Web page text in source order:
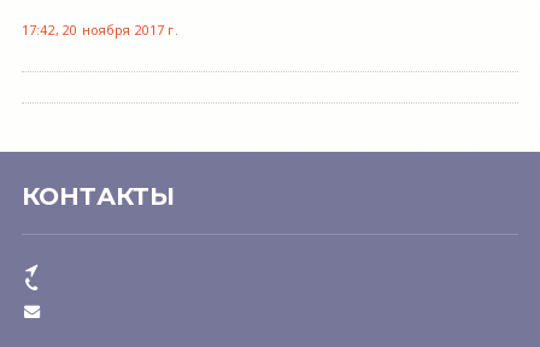
17:42, 20 ноября 2017 г.
КОНТАКТЫ